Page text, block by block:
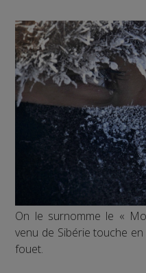
On le surnomme le «
venu de Sibérie touche
fouet.